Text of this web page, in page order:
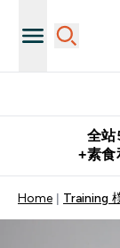
全站
+素食
Home Training